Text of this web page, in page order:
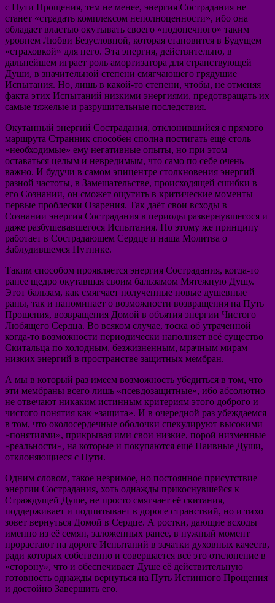
с Пути Прощения, тем не менее, энергия Сострадания не
станет «страдать комплексом неполноценности», ибо она
обладает властью окутывать своего «подопечного» таким
уровнем Любви Безусловной, которая становится в Будущем
«страховкой» для него. Эта энергия, действительно, в
дальнейшем играет роль амортизатора для странствующей
Души, в значительной степени смягчающего грядущие
Испытания. Но, лишь в какой-то степени, чтобы, не отменяя
факта этих Испытаний низкими энергиями, предотвращать их
самые тяжелые и разрушительные последствия.
Окутанный энергий Сострадания, отклонившийся с прямого
маршрута Странник способен сполна постигать ещё столь
«необходимые» ему негативные опыты, но при этом
оставаться целым и невредимым, что само по себе очень
важно. И будучи в самом эпицентре столкновения энергий
разной частоты, в Замешательстве, происходящей сшибки в
его Сознании, он сможет ощутить в критические моменты
первые проблески Озарения. Так даёт свои всходы в
Сознании энергия Сострадания в периоды развернувшегося и
даже разбушевавшегося Испытания. По этому же принципу
работает в Сострадающем Сердце и наша Молитва о
Заблудившемся Путнике.
Таким способом проявляется энергия Сострадания, когда-то
ранее щедро окутавшая своим бальзамом Мятежную Душу.
Этот бальзам, как смягчает полученные новые душевные
раны, так и напоминает о возможности возвращения на Путь
Прощения, возвращения Домой в объятия энергии Чистого
Любящего Сердца. Во всяком случае, тоска об утраченной
когда-то возможности периодически наполняет всё существо
Скитальца по холодным, безжизненным, мрачным мирам
низких энергий в пространстве защитных мембран.
А мы в который раз имеем возможность убедиться в том, что
эти мембраны всего лишь «псевдозащитные», ибо абсолютно
не отвечают никаким истинным критериям этого доброго и
чистого понятия как «защита». И в очередной раз убеждаемся
в том, что околосердечные оболочки спекулируют высокими
«понятиями», прикрывая ими свои низкие, порой низменные
«реальности», на которые и покупаются ещё Наивные Души,
отклоняющиеся с Пути.
Одним словом, такое незримое, но постоянное присутствие
энергии Сострадания, хоть однажды прикоснувшейся к
Страждущей Душе, не просто смягчает её скитания,
поддерживает и подпитывает в дороге странствий, но и тихо
зовет вернуться Домой в Сердце. А ростки, дающие всходы
именно из её семян, заложенных ранее, в нужный момент
прорастают на дороге Испытаний в зачатки духовных качеств,
ради которых собственно и совершается всё это отклонение в
«сторону», что и обеспечивает Душе её действительную
готовность однажды вернуться на Путь Истинного Прощения
и достойно Завершить его.